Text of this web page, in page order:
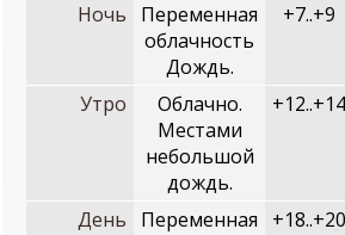
Ночь
Переменная
облачность
Дождь.
+7..+9
Утро
Облачно.
Местами
небольшой
дождь.
+12..+14
День
Переменная
+18..+20